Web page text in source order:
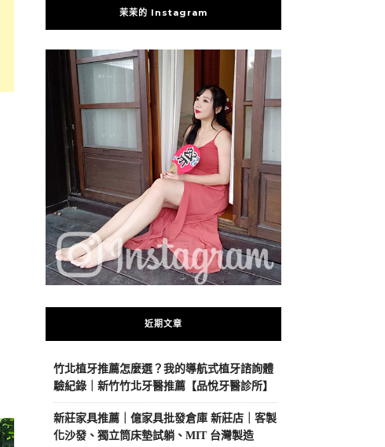
茉茉的 Instagram
近期文章
竹北植牙推薦怎麼選？我的導航式植牙諮詢體
驗紀錄｜新竹竹北牙醫推薦【品悅牙醫診所】
新莊家具推薦｜億家具批發倉庫 新莊店｜客製
化沙發、獨立筒床墊試躺、MIT 台灣製造